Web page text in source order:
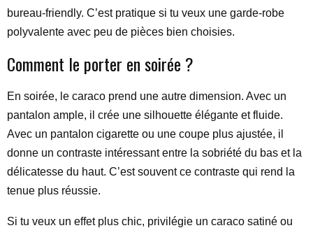
bureau-friendly. C’est pratique si tu veux une garde-robe
polyvalente avec peu de pièces bien choisies.
Comment le porter en soirée ?
En soirée, le caraco prend une autre dimension. Avec un
pantalon ample, il crée une silhouette élégante et fluide.
Avec un pantalon cigarette ou une coupe plus ajustée, il
donne un contraste intéressant entre la sobriété du bas et la
délicatesse du haut. C’est souvent ce contraste qui rend la
tenue plus réussie.
Si tu veux un effet plus chic, privilégie un caraco satiné ou